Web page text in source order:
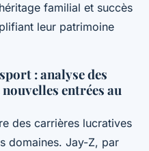
familial et succès
leur patrimoine
: analyse des
entrées au
des carrières lucratives
domaines. Jay-Z, par